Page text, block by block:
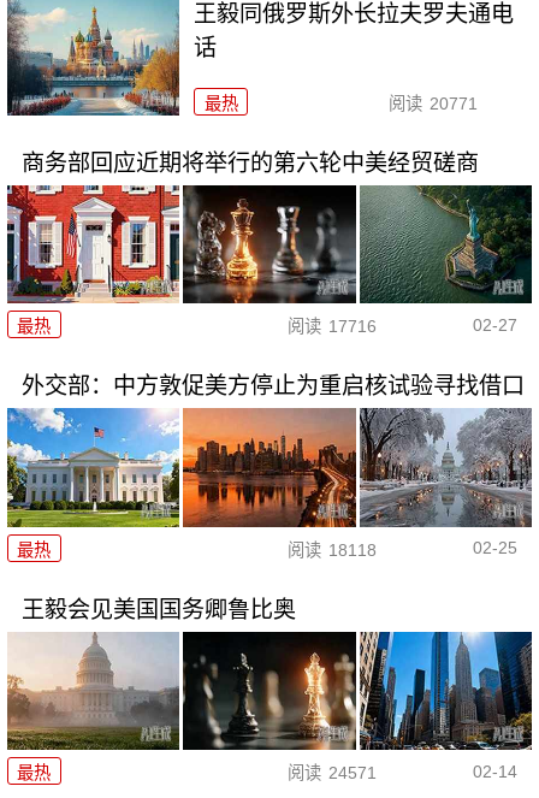
王毅同俄罗斯外长拉夫罗夫通电
话
最热 阅读 20771
商务部回应近期将举行的第六轮中美经贸磋商
最热 阅读 17716 02-27
外交部：中方敦促美方停止为重启核试验寻找借口
最热 阅读 18118 02-25
王毅会见美国国务卿鲁比奥
最热 阅读 24571 02-14